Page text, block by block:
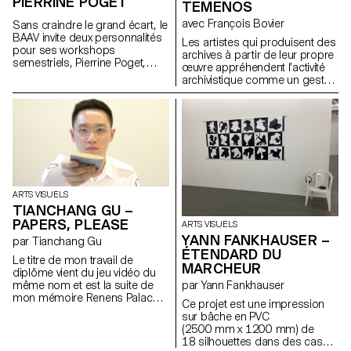
par leurs conversations, tandis
que d’autres s’y prêtent
facilement. Vous n’hésiterez
donc pas à intercepter
quelques unes des phrases
que s’échangent les pièces,
tout en ayant la possibilité de :
répliquer/négocier/argumenter
que SLAP, en vrai meeting point
statique, propose le temps
d’une soirée.
Sans craindre le grand écart, le
BAAV invite deux personnalités
pour ses workshops
semestriels, Pierrine Poget,
performeuse, toutes deux de
Genève. La première, décrite
par un étudiant comme une «
ostéopathe du cerveau »
convie un groupe
d’étudiant.e.x.s à faire famille
avec les voix dans sa tête,
quand la seconde convie les
corps dans l’espace de la fête
pour une performance dans le
studio cinéma de l’ECAL.
TEMENOS
avec François Bovier
Les artistes qui produisent des
archives à partir de leur propre
œuvre appréhendent l’activité
archivistique comme un geste
créatif : ici, l’archive devient
Parallèlement à la « pulsions
d’archives » qui traverse l’art
contemporain depuis les
années 1960, ce projet de
recherche interroge l’« agentivité
performative » des archives
lorsqu’elles se constituent à
partir d’« actes d’image ». Le
corpus sélectionné repose sur
un cas extrêmement singulier,
le travail cinématographique de
Gregory J. Markopoulos
(1928-1992) et les archives du
Temenos.
ARTS VISUELS
TIANCHANG GU –
PAPERS, PLEASE
par Tianchang Gu
Le titre de mon travail de
diplôme vient du jeu vidéo du
même nom et est la suite de
mon mémoire Renens Palace,
ARTS VISUELS
YANN FANKHAUSER –
ÉTENDARD DU
MARCHEUR
par Yann Fankhauser
Ce projet est une impression
sur bâche en PVC
(2500 mm x 1200 mm) de
18 silhouettes dans des cases